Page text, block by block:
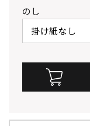
のし